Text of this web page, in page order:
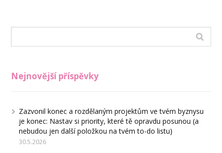
Nejnovější příspěvky
Zazvonil konec a rozdělaným projektům ve tvém byznysu
je konec: Nastav si priority, které tě opravdu posunou (a
nebudou jen další položkou na tvém to-do listu)
30.5.2026